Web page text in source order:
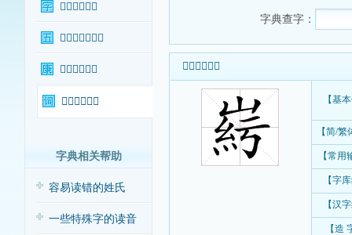
𡹱字基本信息
𡹱字输入法查询
𡹱字康熙字典
𡹱字相关词语
字典相关帮助
容易读错的姓氏
一些特殊字的读音
字典查字：
𡹱字基本信息
【基
【简/
【常用
【字
【汉
【造